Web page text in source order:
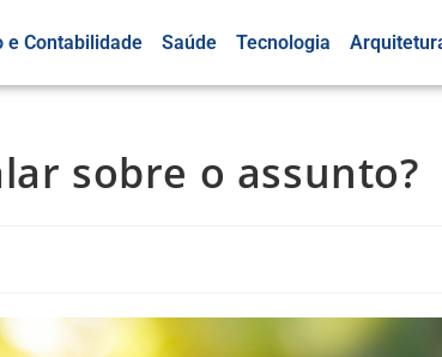
e Contabilidade Saúde Tecnologia
sobre o assunto?